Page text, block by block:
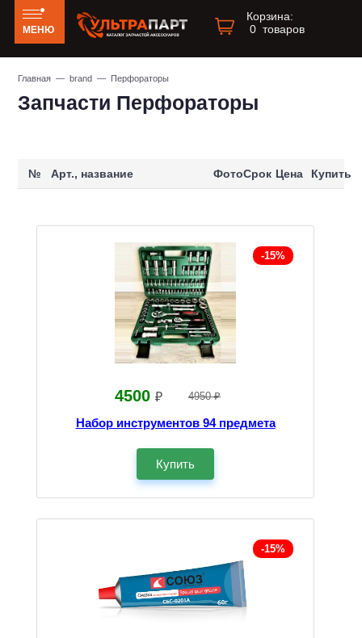
МЕНЮ
Корзина:
0 товаров
Главная —brand — Перфораторы
Запчасти Перфораторы
№ Арт., название ФотоСрок Цена Купить
-15%
4500 ₽ 4950 ₽
Набор инструментов 94 предмета
Купить
-15%